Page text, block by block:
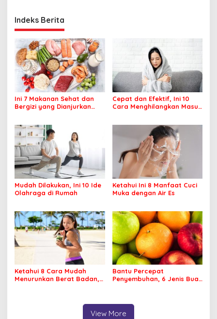
Indeks Berita
Ini 7 Makanan Sehat dan
Bergizi yang Dianjurkan
Cepat dan Efektif, Ini 10
Cara Menghilangkan Masuk
Mudah Dilakukan, Ini 10 Ide
Olahraga di Rumah
Ketahui Ini 8 Manfaat Cuci
Muka dengan Air Es
Ketahui 8 Cara Mudah
Menurunkan Berat Badan,
Bantu Percepat
Penyembuhan, 6 Jenis Buah
View More